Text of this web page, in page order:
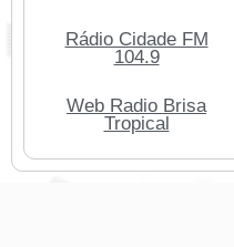
Rádio Cidade FM
104.9
Web Radio Brisa
Tropical